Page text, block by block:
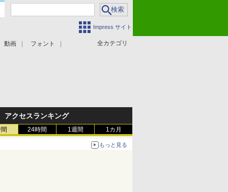
Impress サイト
全カテゴリ
動画 フォント
アクセスランキング
24時間 1週間 1カ月
もっと見る